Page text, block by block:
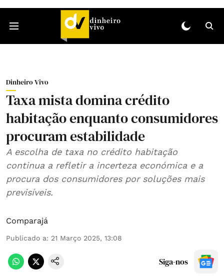
Dinheiro Vivo
Taxa mista domina crédito
habitação enquanto consumidores
procuram estabilidade
A escolha de taxa no crédito habitação
continua a refletir a incerteza económica e a
procura dos consumidores por soluções mais
previsíveis.
Comparajá
Publicado a: 21 Março 2025, 13:08
Siga-nos